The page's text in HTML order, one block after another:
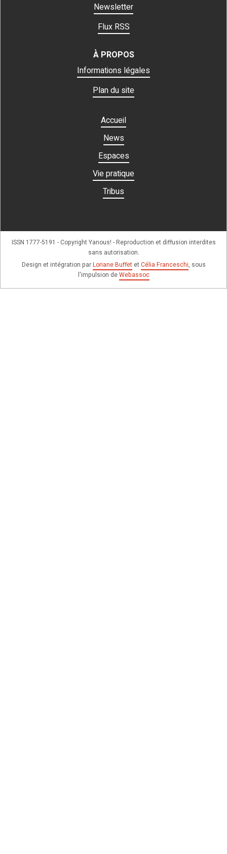
Newsletter
Flux RSS
À PROPOS
Informations légales
Plan du site
Accueil
News
Espaces
Vie pratique
Tribus
ISSN 1777-5191 - Copyright Yanous! - Reproduction et diffusion interdites
sans autorisation.
Design et intégration parLoriane Buffetet Célia Franceschi, sous
l'impulsion deWebassoc